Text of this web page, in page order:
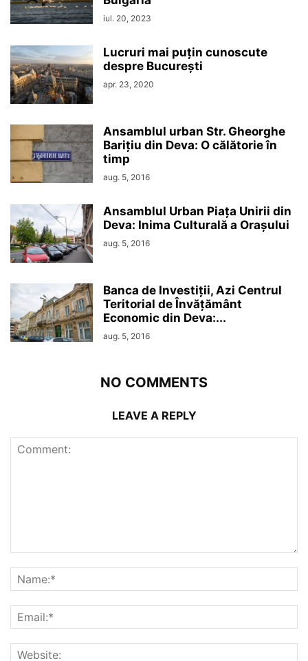
iul. 20, 2023
Lucruri mai puțin cunoscute
despre București
apr. 23, 2020
Ansamblul urban Str. Gheorghe
Barițiu din Deva: O călătorie în
timp
aug. 5, 2016
Ansamblul Urban Piața Unirii din
Deva: Inima Culturală a Orașului
aug. 5, 2016
Banca de Investiții, Azi Centrul
Teritorial de Învățământ
Economic din Deva:...
aug. 5, 2016
NO COMMENTS
LEAVE A REPLY